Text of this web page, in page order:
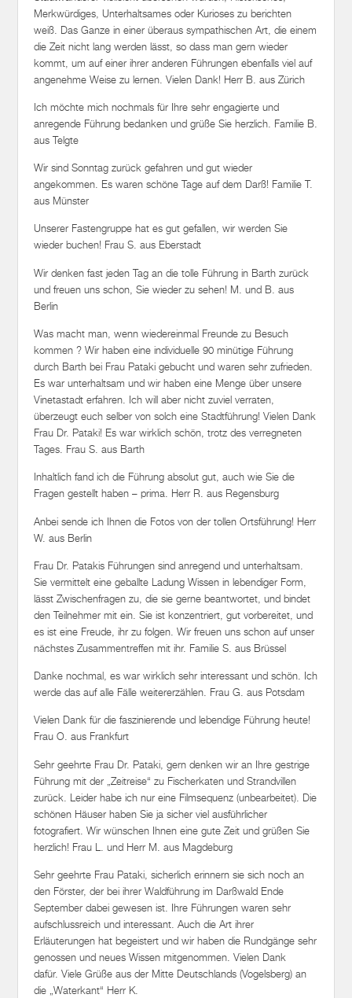
Merkwürdiges, Unterhaltsames oder Kurioses zu berichten
weiß. Das Ganze in einer überaus sympathischen Art, die einem
die Zeit nicht lang werden lässt, so dass man gern wieder
kommt, um auf einer ihrer anderen Führungen ebenfalls viel auf
angenehme Weise zu lernen. Vielen Dank! Herr B. aus Zürich
Ich möchte mich nochmals für Ihre sehr engagierte und
anregende Führung bedanken und grüße Sie herzlich. Familie B.
aus Telgte
Wir sind Sonntag zurück gefahren und gut wieder
angekommen. Es waren schöne Tage auf dem Darß! Familie T.
aus Münster
Unserer Fastengruppe hat es gut gefallen, wir werden Sie
wieder buchen! Frau S. aus Eberstadt
Wir denken fast jeden Tag an die tolle Führung in Barth zurück
und freuen uns schon, Sie wieder zu sehen! M. und B. aus
Berlin
Was macht man, wenn wiedereinmal Freunde zu Besuch
kommen ? Wir haben eine individuelle 90 minütige Führung
durch Barth bei Frau Pataki gebucht und waren sehr zufrieden.
Es war unterhaltsam und wir haben eine Menge über unsere
Vinetastadt erfahren. Ich will aber nicht zuviel verraten,
überzeugt euch selber von solch eine Stadtführung! Vielen Dank
Frau Dr. Pataki! Es war wirklich schön, trotz des verregneten
Tages. Frau S. aus Barth
Inhaltlich fand ich die Führung absolut gut, auch wie Sie die
Fragen gestellt haben – prima. Herr R. aus Regensburg
Anbei sende ich Ihnen die Fotos von der tollen Ortsführung! Herr
W. aus Berlin
Frau Dr. Patakis Führungen sind anregend und unterhaltsam.
Sie vermittelt eine geballte Ladung Wissen in lebendiger Form,
lässt Zwischenfragen zu, die sie gerne beantwortet, und bindet
den Teilnehmer mit ein. Sie ist konzentriert, gut vorbereitet, und
es ist eine Freude, ihr zu folgen. Wir freuen uns schon auf unser
nächstes Zusammentreffen mit ihr. Familie S. aus Brüssel
Danke nochmal, es war wirklich sehr interessant und schön. Ich
werde das auf alle Fälle weitererzählen. Frau G. aus Potsdam
Vielen Dank für die faszinierende und lebendige Führung heute!
Frau O. aus Frankfurt
Sehr geehrte Frau Dr. Pataki, gern denken wir an Ihre gestrige
Führung mit der „Zeitreise“ zu Fischerkaten und Strandvillen
zurück. Leider habe ich nur eine Filmsequenz (unbearbeitet). Die
schönen Häuser haben Sie ja sicher viel ausführlicher
fotografiert. Wir wünschen Ihnen eine gute Zeit und grüßen Sie
herzlich! Frau L. und Herr M. aus Magdeburg
Sehr geehrte Frau Pataki, sicherlich erinnern sie sich noch an
den Förster, der bei ihrer Waldführung im Darßwald Ende
September dabei gewesen ist. Ihre Führungen waren sehr
aufschlussreich und interessant. Auch die Art ihrer
Erläuterungen hat begeistert und wir haben die Rundgänge sehr
genossen und neues Wissen mitgenommen. Vielen Dank
dafür. Viele Grüße aus der Mitte Deutschlands (Vogelsberg) an
die „Waterkant“ Herr K.